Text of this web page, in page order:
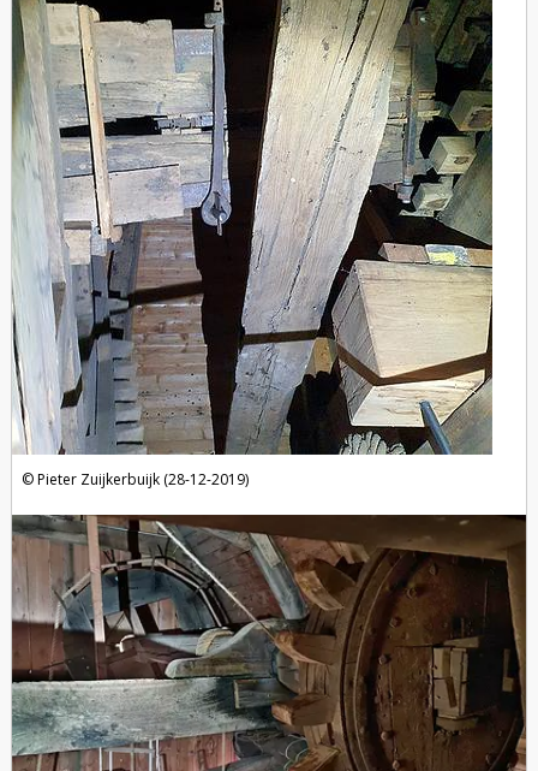
Pieter Zuijkerbuijk (28-12-2019)